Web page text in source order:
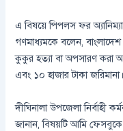
এ বিষয়ে পিপলস ফর
গণমাধ্যমকে বলেন,
কুকুর হত্যা বা অপসারণ করা
এবং ১০ হাজার টাকা জরিমানা।
দীঘিনালা উপজেলা নির্বাহী
জানান, বিষয়টি আমি